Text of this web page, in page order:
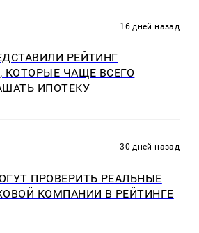
16 дней назад
РЕЙТИНГ
КОТОРЫЕ ЧАЩЕ ВСЕГО
ИПОТЕКУ
30 дней назад
ПРОВЕРИТЬ РЕАЛЬНЫЕ
КОМПАНИИ В РЕЙТИНГЕ